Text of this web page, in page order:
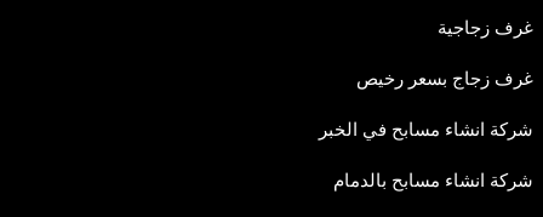
غرف زجاجية
غرف زجاج بسعر رخيص
شركة انشاء مسابح في الخبر
شركة انشاء مسابح بالدمام